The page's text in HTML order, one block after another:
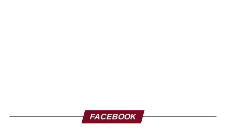
FACEBOOK